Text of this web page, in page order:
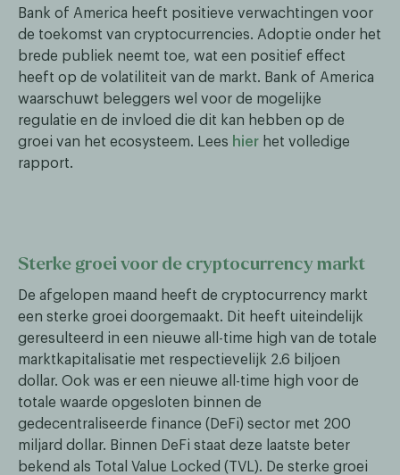
Bank of America heeft positieve verwachtingen voor
de toekomst van cryptocurrencies. Adoptie onder het
brede publiek neemt toe, wat een positief effect
heeft op de volatiliteit van de markt. Bank of America
waarschuwt beleggers wel voor de mogelijke
regulatie en de invloed die dit kan hebben op de
groei van het ecosysteem. Lees hier het volledige
rapport.
Sterke groei voor de cryptocurrency markt
De afgelopen maand heeft de cryptocurrency markt
een sterke groei doorgemaakt. Dit heeft uiteindelijk
geresulteerd in een nieuwe all-time high van de totale
marktkapitalisatie met respectievelijk 2.6 biljoen
dollar. Ook was er een nieuwe all-time high voor de
totale waarde opgesloten binnen de
gedecentraliseerde finance (DeFi) sector met 200
miljard dollar. Binnen DeFi staat deze laatste beter
bekend als Total Value Locked (TVL). De sterke groei